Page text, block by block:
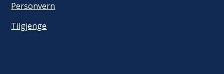
Personvern
Tilgjenge